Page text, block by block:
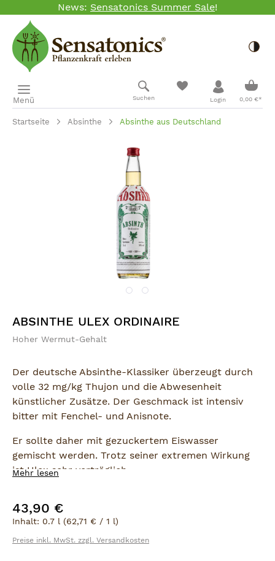
Zum Hauptinhalt springen
News: Sensatonics Summer Sale!
Menü Suchen Login 0,00 €*
Startseite Absinthe Absinthe aus Deutschland
Bildergalerie überspringen
ABSINTHE ULEX ORDINAIRE
Hoher Wermut-Gehalt
Der deutsche Absinthe-Klassiker überzeugt durch
volle 32 mg/kg Thujon und die Abwesenheit
künstlicher Zusätze. Der Geschmack ist intensiv
bitter mit Fenchel- und Anisnote.
Er sollte daher mit gezuckertem Eiswasser
gemischt werden. Trotz seiner extremen Wirkung
ist Ulex sehr verträglich.
Mehr lesen
Regulärer Preis:
43,90 €
Inhalt: 0.7 l (62,71 € / 1 l)
Preise inkl. MwSt. zzgl. Versandkosten